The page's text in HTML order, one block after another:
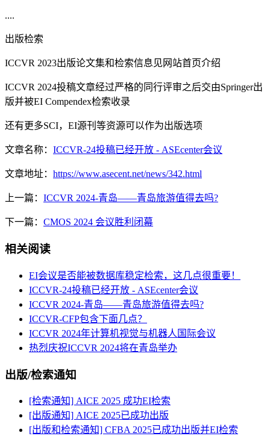
....
出版检索
ICCVR 2023出版论文集和检索信息见网站首页介绍
ICCVR 2024投稿文章经过严格的同行评审之后交由Springer出
版并被EI Compendex检索收录
还有更多SCI，EI源刊等资源可以作为出版选项
文章名称： ICCVR-24投稿已经开放 - ASEcenter会议
文章地址： https://www.asecent.net/news/342.html
上一篇： ICCVR 2024-青岛——青岛旅游值得去吗?
下一篇： CMOS 2024 会议胜利闭幕
相关阅读
EI会议是否能被数据库稳定检索，这几点很重要！
ICCVR-24投稿已经开放 - ASEcenter会议
ICCVR 2024-青岛——青岛旅游值得去吗?
ICCVR-CFP包含下面几点？
ICCVR 2024年计算机视觉与机器人国际会议
热烈庆祝ICCVR 2024将在青岛举办
出版/检索通知
[检索通知] AICE 2025 成功EI检索
[出版通知] AICE 2025已成功出版
[出版和检索通知] CFBA 2025已成功出版并EI检索